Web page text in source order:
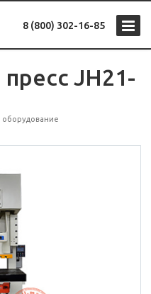
8 (800) 302-16-85
JH21-